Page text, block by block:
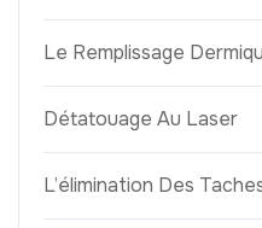
Le Remplissage
Détatouage Au Laser
L’élimination Des